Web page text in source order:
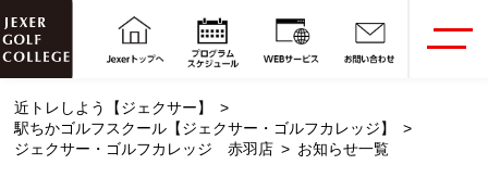
近トレしよう【ジェクサー】
駅ちかゴルフスクール【ジェクサー・ゴルフカレッジ】
ジェクサー・ゴルフカレッジ 赤羽店
お知らせ一覧